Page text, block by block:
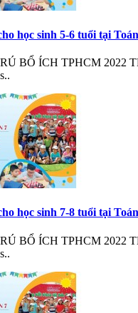
học sinh 5-6 tuổi tại
BỔ ÍCH TPHCM 2022
học sinh 7-8 tuổi tại
BỔ ÍCH TPHCM 2022